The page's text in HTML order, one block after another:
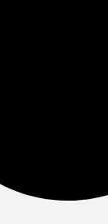
khử mùi T.ABT
diệt khuẩn
năng diệt khuẩn,
và duy trì được độ